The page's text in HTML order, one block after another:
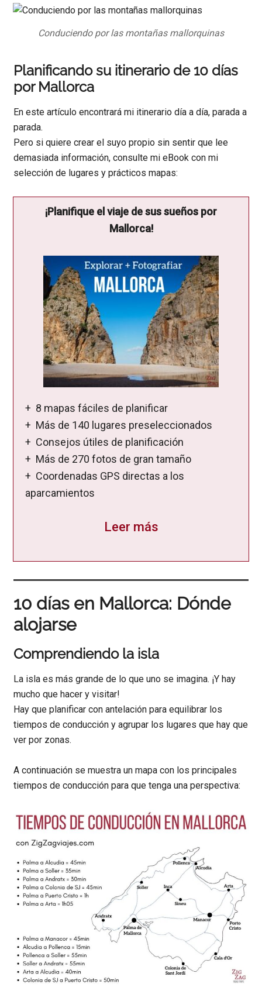
Conduciendo por las montañas mallorquinas
Planificando su itinerario de 10 días
por Mallorca
En este artículo encontrará mi itinerario día a día, parada a
parada.
Pero si quiere crear el suyo propio sin sentir que lee
demasiada información, consulte mi eBook con mi
selección de lugares y prácticos mapas:
¡Planifique el viaje de sus sueños por
Mallorca!
+ 8 mapas fáciles de planificar
+ Más de 140 lugares preseleccionados
+ Consejos útiles de planificación
+ Más de 270 fotos de gran tamaño
+ Coordenadas GPS directas a los
aparcamientos
Leer más
10 días en Mallorca: Dónde
alojarse
Comprendiendo la isla
La isla es más grande de lo que uno se imagina. ¡Y hay
mucho que hacer y visitar!
Hay que planificar con antelación para equilibrar los
tiempos de conducción y agrupar los lugares que hay que
ver por zonas.
A continuación se muestra un mapa con los principales
tiempos de conducción para que tenga una perspectiva: